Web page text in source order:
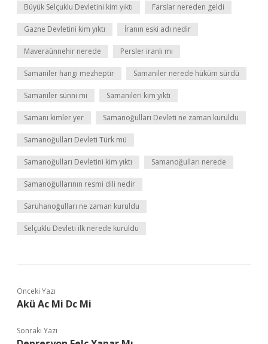
Büyük Selçuklu Devletini kim yıktı Farslar nereden geldi
Gazne Devletini kim yıktı İranın eski adı nedir
Maveraünnehir nerede Persler iranlı mı
Samaniler hangi mezheptir Samaniler nerede hüküm sürdü
Samaniler sünni mi Samanileri kim yıktı
Samanı kimler yer Samanoğulları Devleti ne zaman kuruldu
Samanoğulları Devleti Türk mü
Samanoğulları Devletini kim yıktı Samanoğulları nerede
Samanoğullarının resmi dili nedir
Saruhanoğulları ne zaman kuruldu
Selçuklu Devleti ilk nerede kuruldu
Önceki Yazı
Akü Ac Mi Dc Mi
Sonraki Yazı